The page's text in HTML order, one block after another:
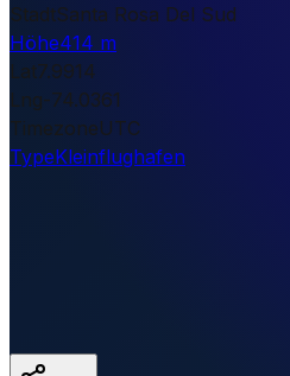
StadtSanta Rosa Del Sud
Höhe414 m
Lat7.9914
Lng-74.0361
TimezoneUTC
TypeKleinflughafen